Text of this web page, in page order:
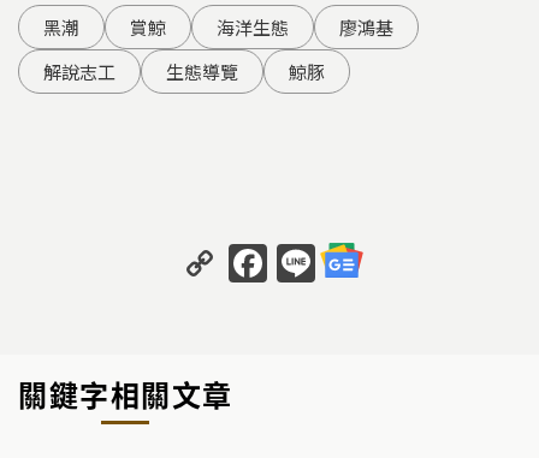
黑潮 賞鯨 海洋生態
廖鴻基
解說志工
生態導覽 鯨豚
C
o
y
Li
F
a
Li
n
關鍵字相關文章